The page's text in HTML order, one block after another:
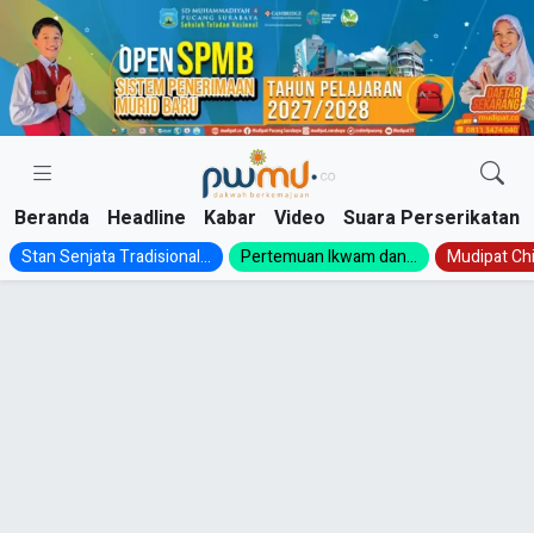
Skip
content
Beranda Headline Kabar Video Suara Perserikatan
Stan Senjata Tradisional... Pertemuan Ikwam dan... Mudipat